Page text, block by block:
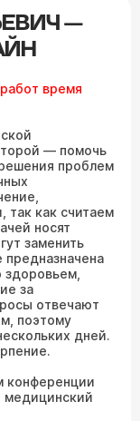
—
время
— помочь
проблем
так как считаем
носят
заменить
предназначена
за
отвечают
поэтому
дней.
конференции
медицинский